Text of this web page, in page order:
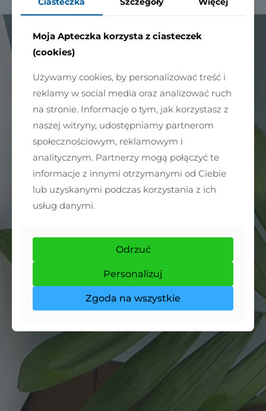
Moja Apteczka korzysta z ciasteczek
(cookies)
Używamy cookies, by personalizować treść i
reklamy w social media oraz analizować ruch
na stronie. Informacje o tym, jak korzystasz z
naszej witryny, udostępniamy partnerom
społecznościowym, reklamowym i
analitycznym. Partnerzy mogą połączyć te
informacje z innymi otrzymanymi od Ciebie
lub uzyskanymi podczas korzystania z ich
usług danymi.
Odrzuć
Personalizuj
Zgoda na wszystkie